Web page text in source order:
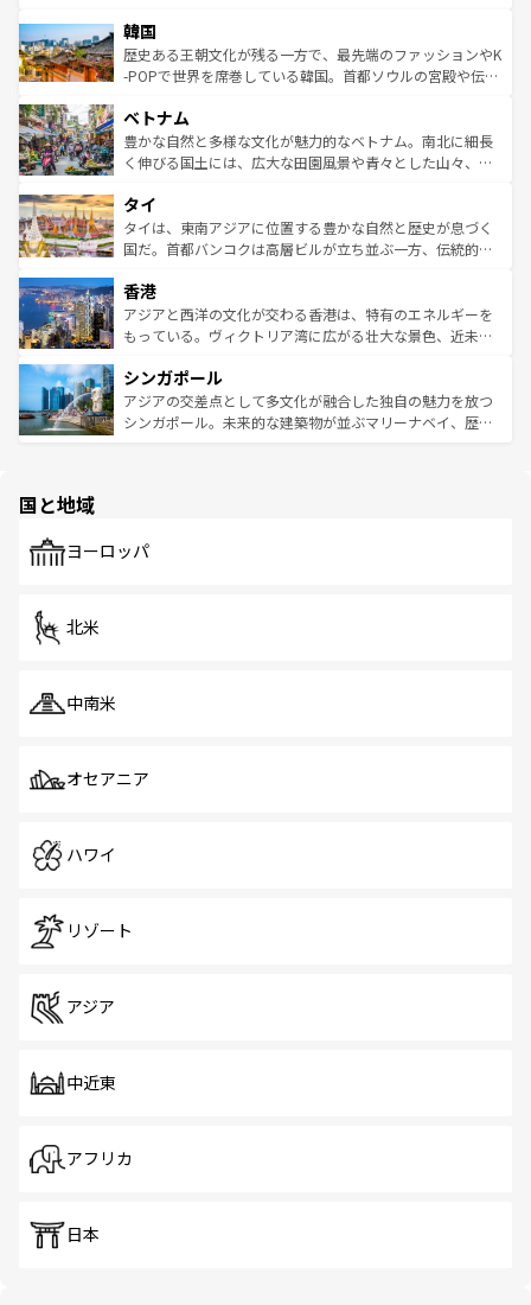
ワイを、存分に味わってほしい。 なお、新着のハワイ情報
はコンテンツ一覧を参照してほしい。
いる。アクティビティも充実しており、サーフィンやダイ
ビング、ハイキングなど、アウトドア好きにはたまらな
い。オーストラリアの多彩な魅力を存分に味わいつくそ
参照してほしい。
ン）、静ひつな山岳地帯である台湾東部など、都市の喧騒
と山間の静けさが共存しており、訪れる人に新しい発見と
驚きをもたらしてくれる。また、奥深い台湾の食文化も魅
容にもいいと評判のスイーツなど、バラエティ豊かな料理
が味わえる。 なお、新着の台湾情報は コンテンツ一覧を参
照してほしい。
韓国
歴史ある王朝文化が残る一方で、最先端のファッションやK
-POPで世界を席巻している韓国。首都ソウルの宮殿や伝統
き、地方に足を延ばせば四季折々の自然美を楽しむことが
できる。そして、キムチや焼肉、絶品のストリートフード
まで、さまざまな韓国料理が待っている。夜には、韓国な
リティに包まれながら、韓国の多彩な魅力を心ゆくまで味
わってみてほしい。 なお、新着の韓国情報はコンテンツ一
覧を参照してほしい。
ベトナム
豊かな自然と多様な文化が魅力的なベトナム。南北に細長
く伸びる国土には、広大な田園風景や青々とした山々、世
急速な発展と共に伝統が息づく。ハノイの古い町並みやホ
ーチミン市のフランス統治時代の建物も、独特の雰囲気を
醸し出している。また、バラエティの豊かさとおいしさで
とつ。フォーやバインミー、ベトナムコーヒーなどは、ぜ
ひ現地で味わいたい。どの地域を訪れてもあたたかい人々
が旅行者を迎えてくれるので、きっと忘れられない旅にな
参照してほしい。
タイ
タイは、東南アジアに位置する豊かな自然と歴史が息づく
国だ。首都バンコクは高層ビルが立ち並ぶ一方、伝統的な
の活気が交差している。北部ではチェンマイなどの山岳地
帯で自然と触れ合い、南部ではプーケットやクラビの美し
いビーチでリゾート気分を楽しむことができる。タイ料理
激する。気候は一年中温暖で、どの季節にも異なる楽しみ
が待っている。親しみやすいタイの人々、仏教を中心とし
た文化、そして多様な観光資源が、訪れる旅人を魅了し続
香港
アジアと西洋の文化が交わる香港は、特有のエネルギーを
もっている。ヴィクトリア湾に広がる壮大な景色、近未来
み、どこを訪れても感動するはず。観光スポットが密集し
ており、効率よく見どころを回れるのも魅力。息をのむよ
うな絶景から文化的な体験まで、香港を存分に楽しみ尽く
シンガポール
アジアの交差点として多文化が融合した独自の魅力を放つ
シンガポール。未来的な建築物が並ぶマリーナベイ、歴史
で、ホーカーズは地元の風情を楽しめる外せないスポット
国と地域
ヨーロッパ
北米
中南米
オセアニア
ハワイ
リゾート
アジア
中近東
アフリカ
日本